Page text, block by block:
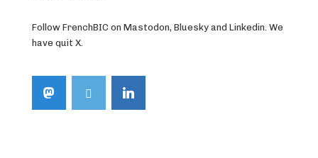
Follow FrenchBIC on Mastodon, Bluesky and Linkedin. We
have quit X.